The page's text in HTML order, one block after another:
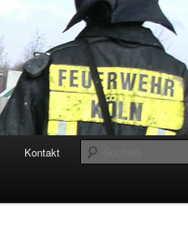
Kontakt